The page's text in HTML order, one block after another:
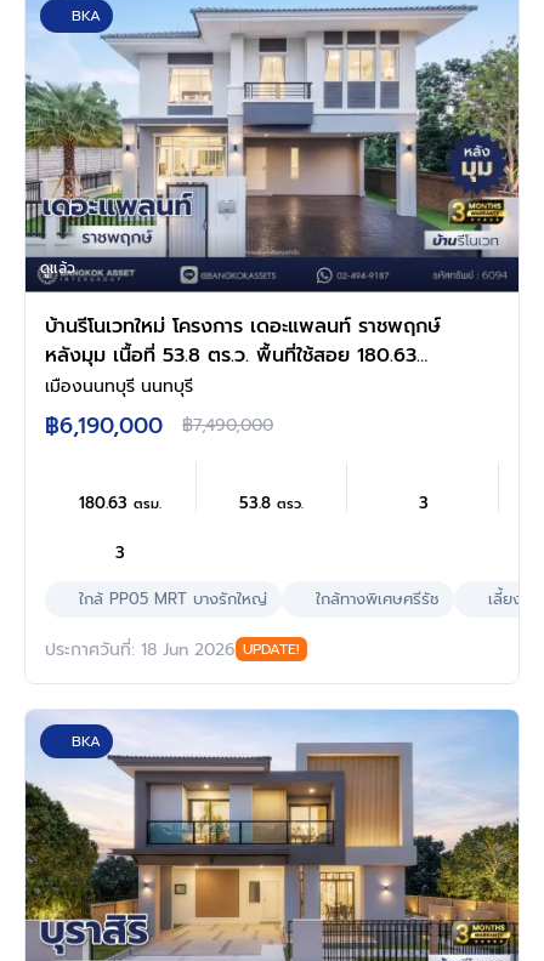
BKA
ดูแล้ว
บ้านรีโนเวทใหม่ โครงการ เดอะแพลนท์ ราชพฤกษ์
หลังมุม เนื้อที่ 53.8 ตร.ว. พื้นที่ใช้สอย 180.63
ตร.ม. ฟังก์ชัน 3 ห้องนอน 3 ห้องน้ำ จอดรถได้ 2
คัน บนทำเลศักยภาพ เดินทางสะดวก ใกล้วงเวียน
พระราม5, The Walk, ทางด่วน ศรีรัช และรถไฟฟ้า
สายสีม่วง "สถานีบางรักใหญ่"
เมืองนนทบุรี นนทบุรี
฿6,190,000 ฿7,490,000
180.63ตรม. 53.8ตรว. 3
3
ใกล้ PP05 MRT บางรักใหญ่
ใกล้ทางพิเศษศรีรัช เลี้ยงสั
ประกาศวันที่: 18 Jun 2026 UPDATE!
BKA